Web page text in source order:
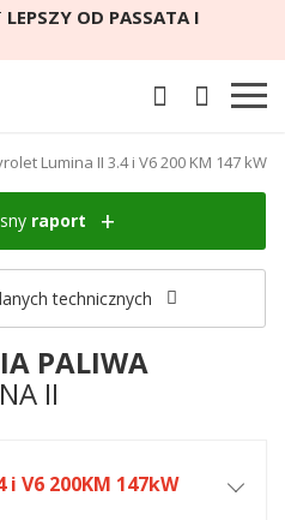
LEPSZY OD PASSATA I
Lumina II 3.4 i V6 200 KM 147 kW
raport
technicznych
PALIWA
II
V6 200KM 147kW